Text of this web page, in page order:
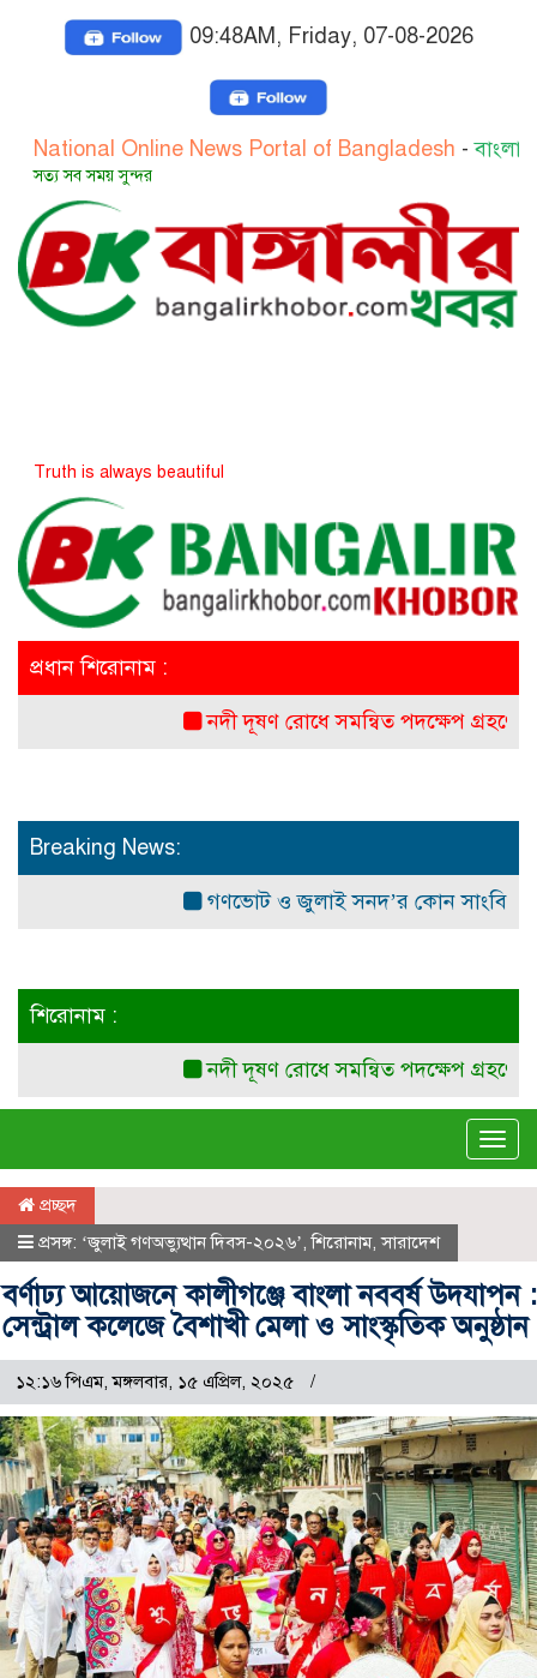
09:48AM, Friday, 07-08-2026
Online News Portal of Bangladesh -বাংলাদেশের
সময় সুন্দর
is always beautiful
প্রধান শিরোনাম :
নদী দূষণ রোধে সমন্বিত পদক্ষেপ গ্রহণে
Breaking News:
গণভোট ও জুলাই সনদ’র কোন সাংবিধানিক
শিরোনাম :
নদী দূষণ রোধে সমন্বিত পদক্ষেপ গ্রহণে
প্রচ্ছদ
প্রসঙ্গ: ‘জুলাই গণঅভ্যুত্থান দিবস-২০২৬’,শিরোনাম,সারাদেশ
বর্ণাঢ্য আয়োজনে কালীগঞ্জে বাংলা নববর্ষ উদযাপন :
সেন্ট্রাল কলেজে বৈশাখী মেলা ও সাংস্কৃতিক অনুষ্ঠান
১২:১৬ পিএম, মঙ্গলবার, ১৫ এপ্রিল, ২০২৫